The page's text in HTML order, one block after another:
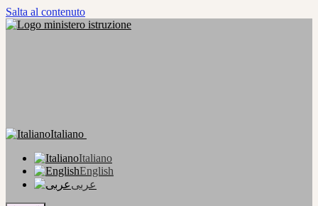
Salta al contenuto
Italiano
Italiano
English
عربى